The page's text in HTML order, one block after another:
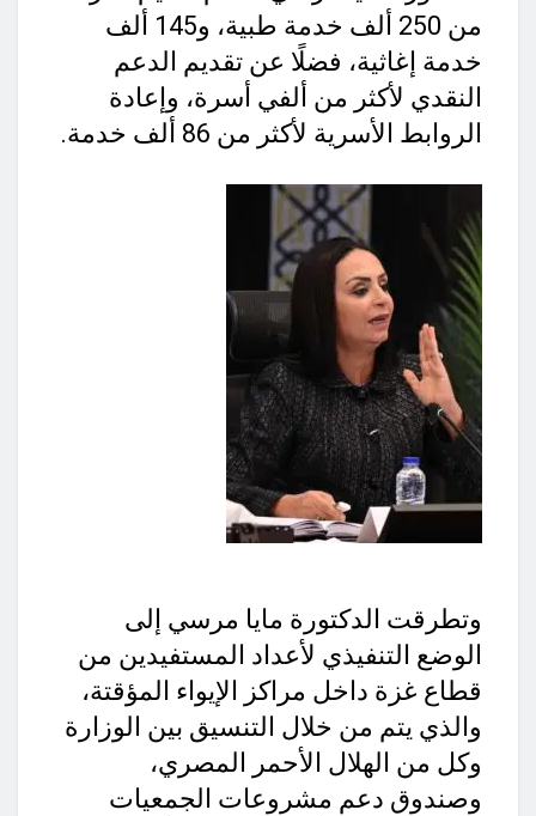
من 250 ألف خدمة طبية، و145 ألف
خدمة إغاثية، فضلًا عن تقديم الدعم
النقدي لأكثر من ألفي أسرة، وإعادة
الروابط الأسرية لأكثر من 86 ألف خدمة.
وتطرقت الدكتورة مايا مرسي إلى
الوضع التنفيذي لأعداد المستفيدين من
قطاع غزة داخل مراكز الإيواء المؤقتة،
والذي يتم من خلال التنسيق بين الوزارة
وكل من الهلال الأحمر المصري،
وصندوق دعم مشروعات الجمعيات